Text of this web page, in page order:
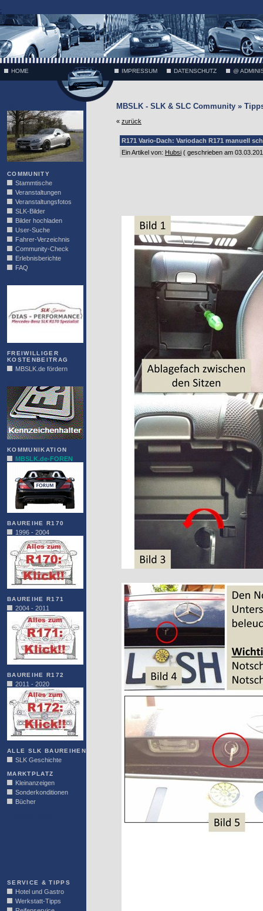
;
HOME IMPRESSUM DATENSCHUTZ @
COMMUNITY
Stammtische
Veranstaltungen
Veranstaltungsfotos
SLK-Bilder
Bilder hochladen
User-Suche
Fahrer-Verzeichnis
Community-Check
Erlebnisberichte
FAQ
FREIWILLIGER
KOSTENBEITRAG
MBSLK.de fördern
KOMMUNIKATION
MBSLK.de-FOREN
BAUREIHE R170
1996 - 2004
BAUREIHE R171
2004 - 2011
BAUREIHE R172
2011 - 2020
ALLE SLK BAUREIHEN
SLK Geschichte
MARKTPLATZ
Kleinanzeigen
Sonderkonditionen
Bücher
SERVICE & TIPPS
Hotel und Gastro
Werkstatt-Tipps
MBSLK - SLK & SLC Community »
« zurück
R171 Vario-Dach: Variodach R171 manuell
Ein Artikel von: Hubsi ( geschrieben am